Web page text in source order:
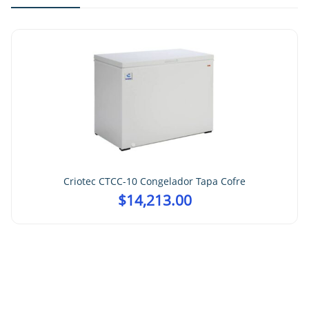
Criotec CTCC-10 Congelador Tapa Cofre
$14,213.00